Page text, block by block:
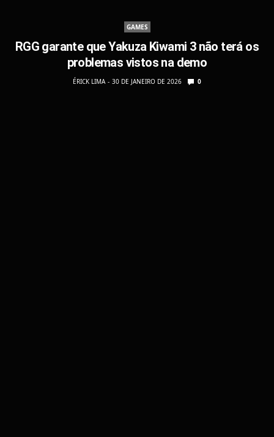
GAMES
RGG garante que Yakuza Kiwami 3 não terá os
problemas vistos na demo
ÉRICK LIMA 30 DE JANEIRO DE 2026 0